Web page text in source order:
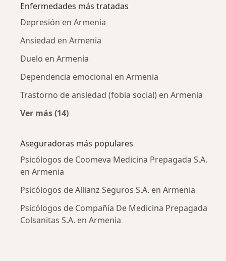
Enfermedades más tratadas
Depresión en Armenia
Ansiedad en Armenia
Duelo en Armenia
Dependencia emocional en Armenia
Trastorno de ansiedad (fobia social) en Armenia
Ver más (14)
Aseguradoras más populares
Psicólogos de Coomeva Medicina Prepagada S.A.
en Armenia
Psicólogos de Allianz Seguros S.A. en Armenia
Psicólogos de Compañía De Medicina Prepagada
Colsanitas S.A. en Armenia